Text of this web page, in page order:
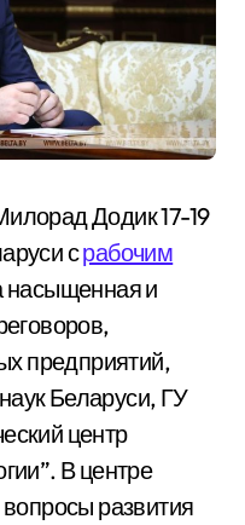
Додик 17-19
срабочим
насыщенная и
предприятий,
Беларуси, ГУ
центр
В центре
развития